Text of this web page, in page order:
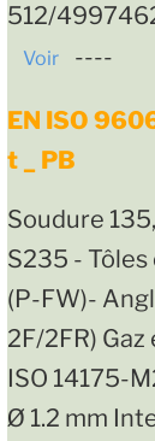
512/
Voir ----
EN ISO
t _ PB
Soudure
S235 - Tôles
(P-FW)-
2F/2FR)
ISO 14175-
Ø 1.2 mm